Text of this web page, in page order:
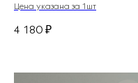
Цена указана за 1шт
4 180 ₽